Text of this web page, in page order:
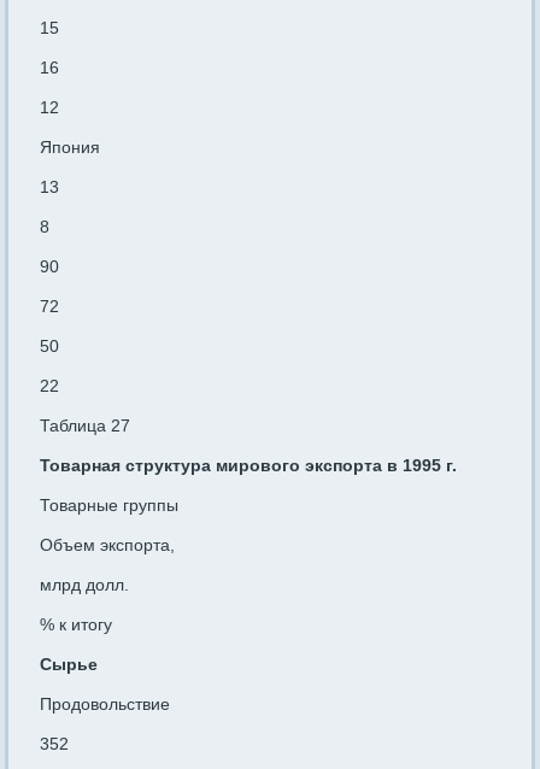
15
16
12
Япония
13
8
90
72
50
22
Таблица 27
Товарная структура мирового экспорта в 1995 г.
Товарные группы
Объем экспорта,
млрд долл.
% к итогу
Сырье
Продовольствие
352